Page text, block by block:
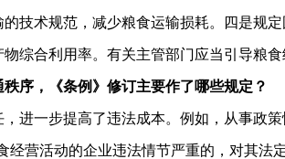
技术规范，减少粮食运输损耗。四是规
综合利用率。有关主管部门应当引导粮食
序，《条例》修订主要作了哪些规定？
进一步提高了违法成本。例如，从事政
营活动的企业违法情节严重的，对其